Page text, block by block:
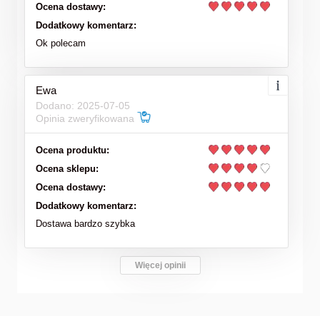
Ocena dostawy:
Dodatkowy komentarz:
Ok polecam
Ewa
Dodano: 2025-07-05
Opinia zweryfikowana
Ocena produktu:
Ocena sklepu:
Ocena dostawy:
Dodatkowy komentarz:
Dostawa bardzo szybka
Więcej opinii